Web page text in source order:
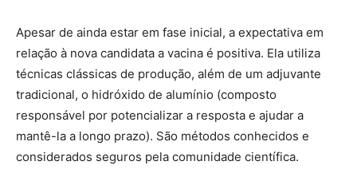
Apesar de ainda estar em fase inicial, a expectativa em
relação à nova candidata a vacina é positiva. Ela utiliza
técnicas clássicas de produção, além de um adjuvante
tradicional, o hidróxido de alumínio (composto
responsável por potencializar a resposta e ajudar a
mantê-la a longo prazo). São métodos conhecidos e
considerados seguros pela comunidade científica.